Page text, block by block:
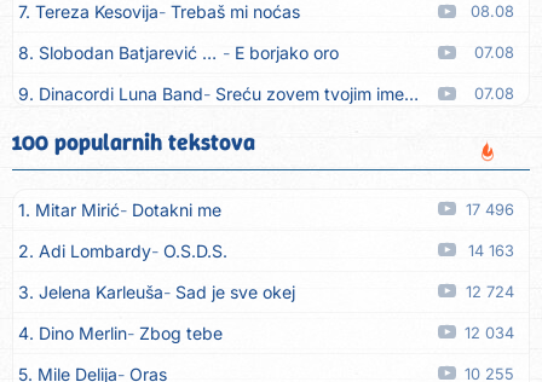
7. Tereza Kesovija Trebaš mi noćas 08.08
8. Slobodan Batjarević Čobe E borjako oro 07.08
9. Dinacordi Luna Band Sreću zovem tvojim imenom (feat. Kristina Smetko) 07.08
10. Dinacordi Luna Band Tamburaši (feat. Kristina Smetko)
11. Dinacordi Luna Band Tvoja šutnja (feat. Kristina Smetko) 07.08
12. Tamara Brusić Neću kuhat´, neću prat´ 07.08
13. Grupa TNT Rijeka Via Roma, nikad doma 07.08
14. Zaim Imamović Kada moja mladost prođe 07.08
15. Azra Husarkić Do zadnje kapi 07.08
100 popularnih tekstova
1. Mitar Mirić Dotakni me 17 496
2. Adi Lombardy O.S.D.S. 14 163
3. Jelena Karleuša Sad je sve okej 12 724
4. Dino Merlin Zbog tebe 12 034
5. Mile Delija Oras 10 255